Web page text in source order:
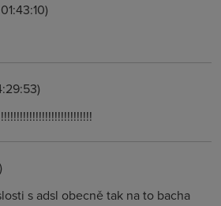
s adsl obecně tak na to bacha